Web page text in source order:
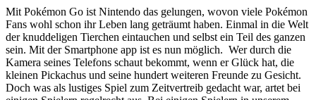
Mit Pokémon Go ist Nintendo das gelungen, wovon viele Pokémon
Fans wohl schon ihr Leben lang geträumt haben. Einmal in die Welt
der knuddeligen Tierchen eintauchen und selbst ein Teil des ganzen
sein. Mit der Smartphone app ist es nun möglich. Wer durch die
Kamera seines Telefons schaut bekommt, wenn er Glück hat, die
kleinen Pickachus und seine hundert weiteren Freunde zu Gesicht.
Doch was als lustiges Spiel zum Zeitvertreib gedacht war, artet bei